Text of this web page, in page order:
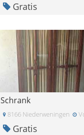
Gratis
Schrank
8166 Niederweningen
Gratis